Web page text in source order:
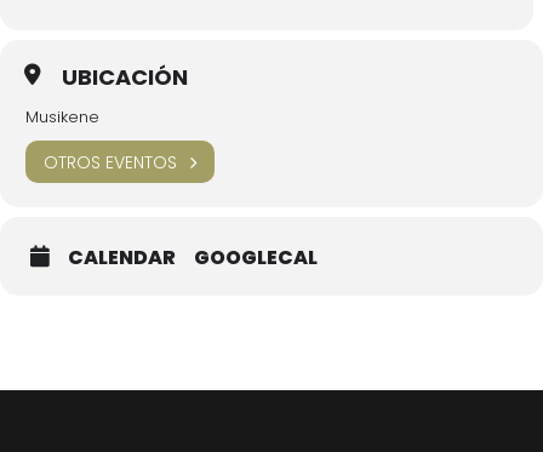
UBICACIÓN
Musikene
OTROS EVENTOS
CALENDAR GOOGLECAL